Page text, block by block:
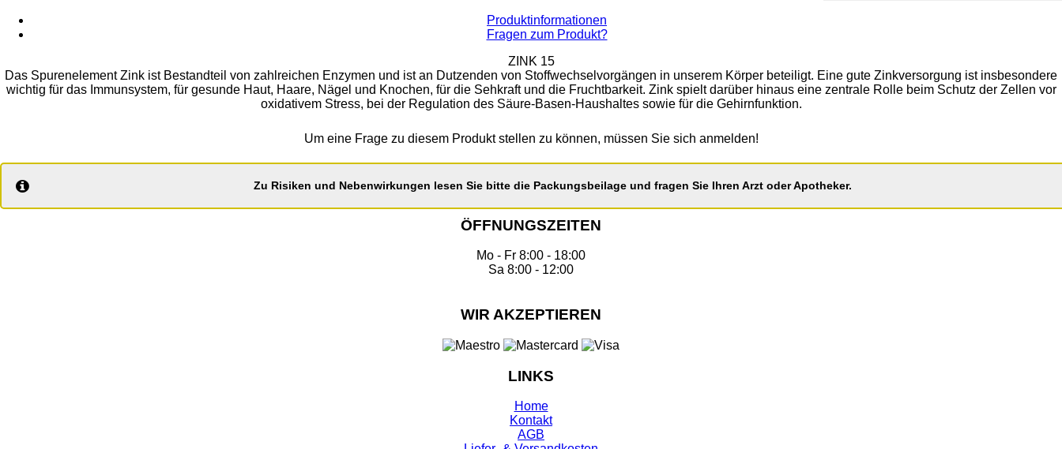
Produktinformationen
Fragen zum Produkt?
ZINK 15
Das Spurenelement Zink ist Bestandteil von zahlreichen Enzymen und ist an Dutzenden von Stoffwechselvorgängen in unserem Körper beteiligt. Eine gute Zinkversorgung ist insbesondere
wichtig für das Immunsystem, für gesunde Haut, Haare, Nägel und Knochen, für die Sehkraft und die Fruchtbarkeit. Zink spielt darüber hinaus eine zentrale Rolle beim Schutz der Zellen vor
oxidativem Stress, bei der Regulation des Säure-Basen-Haushaltes sowie für die Gehirnfunktion.
Um eine Frage zu diesem Produkt stellen zu können, müssen Sie sich anmelden!
Zu Risiken und Nebenwirkungen lesen Sie bitte die Packungsbeilage und fragen Sie Ihren Arzt oder Apotheker.
ÖFFNUNGSZEITEN
Mo - Fr 8:00 - 18:00
Sa 8:00 - 12:00
WIR AKZEPTIEREN
LINKS
Home
Kontakt
AGB